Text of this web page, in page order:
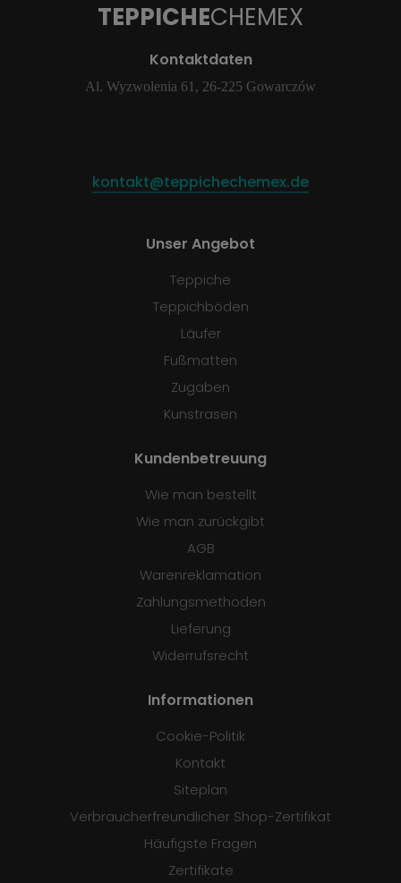
TEPPICHECHEMEX
Kontaktdaten
Al. Wyzwolenia 61, 26-225 Gowarczów
kontakt@teppichechemex.de
Unser Angebot
Teppiche
Teppichböden
Läufer
Fußmatten
Zugaben
Kunstrasen
Kundenbetreuung
Wie man bestellt
Wie man zurückgibt
AGB
Warenreklamation
Zahlungsmethoden
Lieferung
Widerrufsrecht
Informationen
Cookie-Politik
Kontakt
Siteplan
Verbraucherfreundlicher Shop-Zertifikat
Häufigste Fragen
Zertifikate